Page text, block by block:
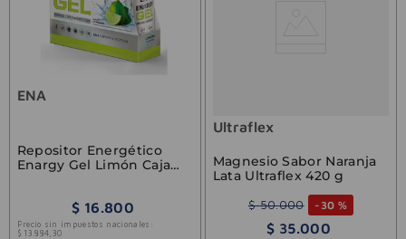
ENA
Repositor Energético
Enargy Gel Limón Caja
$ 16.800
Precio sin impuestos nacionales:
$ 13 .884 30
Ultraflex
Magnesio Sabor Naranja
Lata Ultraflex 420 g
$ 50.000 - 30 %
$ 35.000